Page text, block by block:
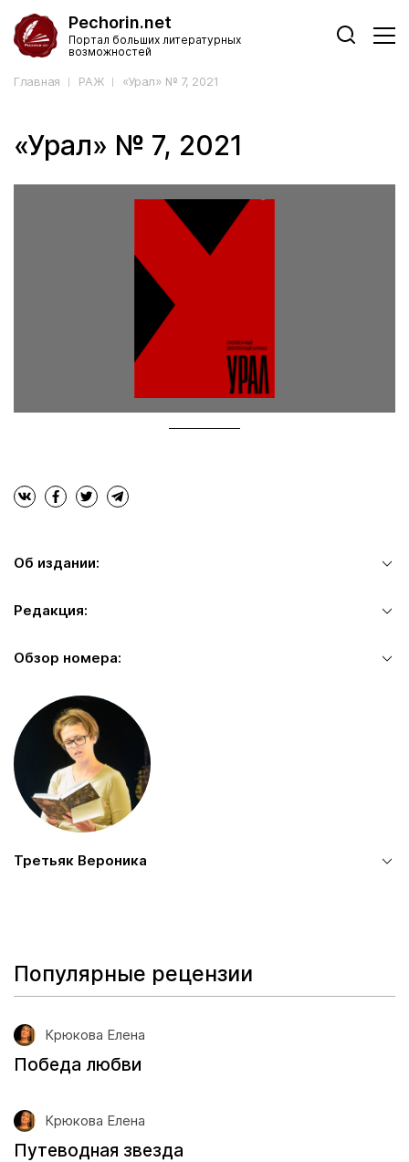
Pechorin.net
Портал больших литературных
возможностей
Главная РАЖ «Урал» № 7, 2021
«Урал» № 7, 2021
Об издании:
Редакция:
Обзор номера:
Третьяк Вероника
Популярные рецензии
Крюкова Елена
Победа любви
Крюкова Елена
Путеводная звезда